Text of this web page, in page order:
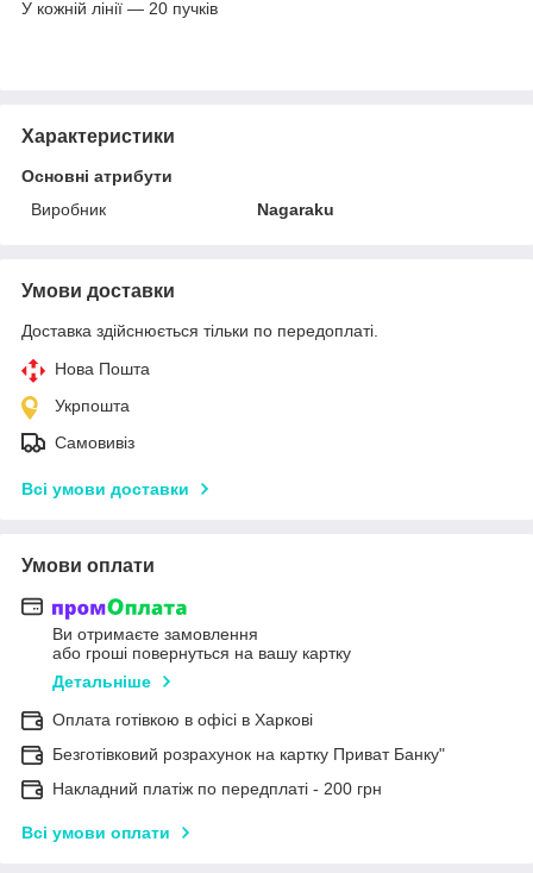
У кожній лінії — 20 пучків
Характеристики
Основні атрибути
Виробник
Nagaraku
Умови доставки
Доставка здійснюється тільки по передоплаті.
Нова Пошта
Укрпошта
Самовивіз
Всі умови доставки
Умови оплати
Ви отримаєте замовлення
або гроші повернуться на вашу картку
Детальніше
Оплата готівкою в офісі в Харкові
Безготівковий розрахунок на картку Приват Банку"
Накладний платіж по передплаті - 200 грн
Всі умови оплати